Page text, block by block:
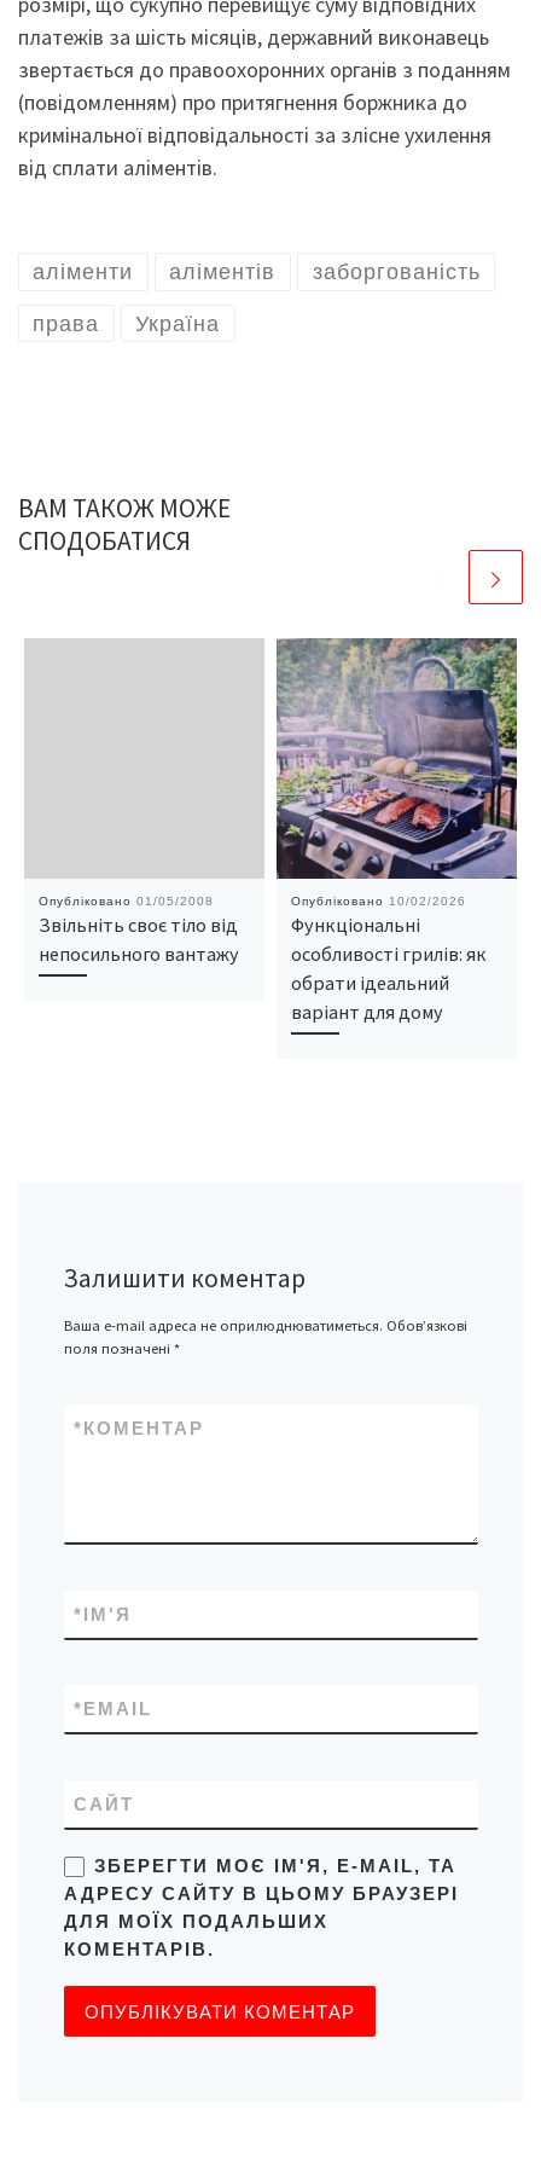
платежів за шість місяців, державний виконавець
звертається до правоохоронних органів з поданням
(повідомленням) про притягнення боржника до
кримінальної відповідальності за злісне ухилення
від сплати аліментів.
аліменти аліментів заборгованість
права Україна
ВАМ ТАКОЖ МОЖЕ
СПОДОБАТИСЯ
Опубліковано 01/05/2008
Звільніть своє тіло від
непосильного вантажу
Опубліковано 10/02/2026
Функціональні
особливості грилів: як
обрати ідеальний
варіант для дому
Залишити коментар
Ваша e-mail адреса не оприлюднюватиметься. Обов’язкові
поля позначені *
КОМЕНТАР
*
ІМ'Я
*
EMAIL
*
САЙТ
ЗБЕРЕГТИ МОЄ ІМ'Я, E-MAIL, ТА
АДРЕСУ САЙТУ В ЦЬОМУ БРАУЗЕРІ
ДЛЯ МОЇХ ПОДАЛЬШИХ
КОМЕНТАРІВ.